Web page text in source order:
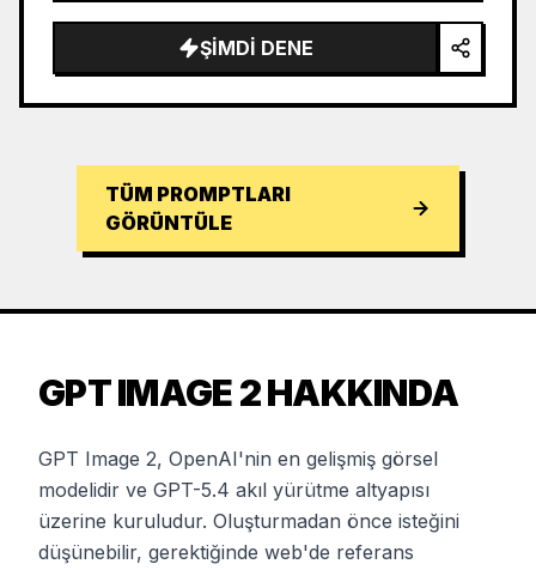
ŞIMDI DENE
TÜM PROMPTLARI
GÖRÜNTÜLE
GPT IMAGE 2 HAKKINDA
GPT Image 2, OpenAI'nin en gelişmiş görsel
modelidir ve GPT-5.4 akıl yürütme altyapısı
üzerine kuruludur. Oluşturmadan önce isteğini
düşünebilir, gerektiğinde web'de referans